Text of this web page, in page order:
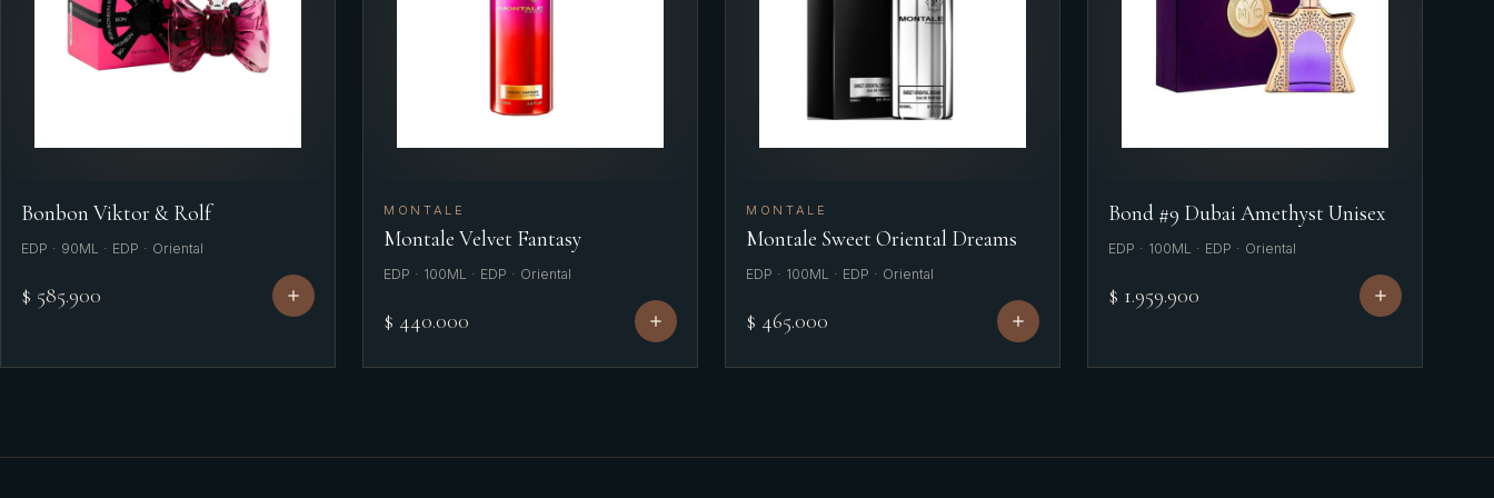
Bonbon Viktor & Rolf
EDP · 90ML · EDP · Oriental
$ 585.900
MONTALE
Montale Velvet Fantasy
EDP · 100ML · EDP · Oriental
$ 440.000
MONTALE
Montale Sweet Oriental Dreams
EDP · 100ML · EDP · Oriental
$ 465.000
Bond #9 Dubai Amethyst Unisex
EDP · 100ML · EDP · Oriental
$ 1.959.900